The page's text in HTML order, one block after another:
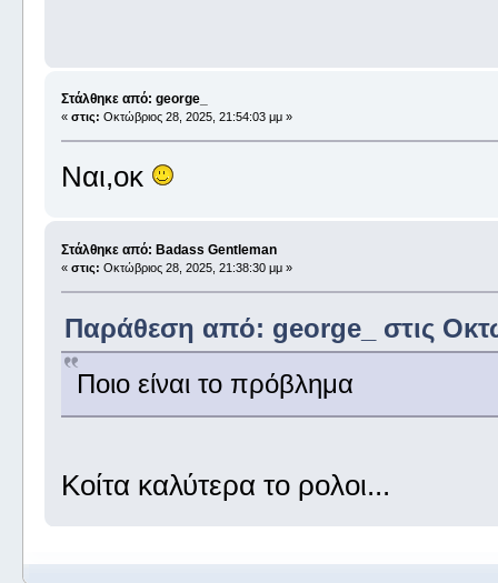
Στάλθηκε από: george_
« στις: Οκτώβριος 28, 2025, 21:54:03 μμ »
Ναι,οκ
Στάλθηκε από: Badass Gentleman
« στις: Οκτώβριος 28, 2025, 21:38:30 μμ »
Παράθεση από: george_ στις
Ποιο είναι το πρόβλημα
Κοίτα καλύτερα το ρολοι...